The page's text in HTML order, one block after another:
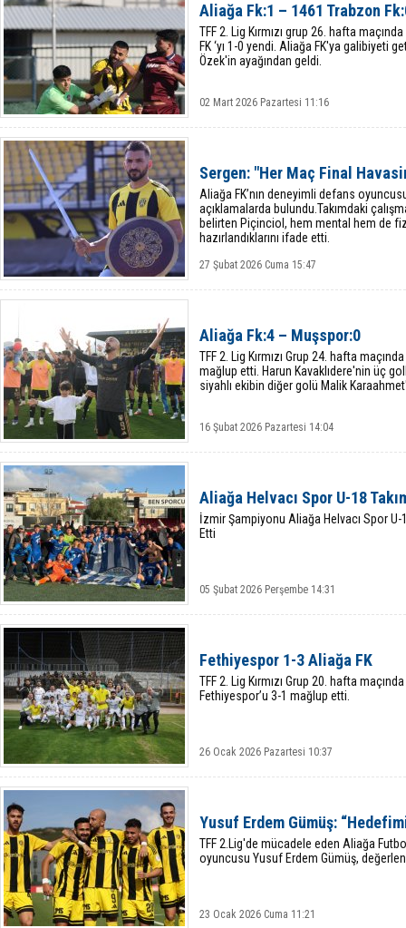
Aliağa Fk:1 – 1461 Trabzon
TFF 2. Lig Kırmızı grup 26. hafta
FK ‘yı 1-0 yendi. Aliağa FK'ya galibiyeti
Özek'in ayağından geldi.
02 Mart 2026 Pazartesi 11:16
Sergen: "Her Maç Final
Aliağa FK’nın deneyimli defans
açıklamalarda bulundu.Takımdaki
belirten Piçinciol, hem mental hem de
hazırlandıklarını ifade etti.
27 Şubat 2026 Cuma 15:47
Aliağa Fk:4 – Muşspor:0
TFF 2. Lig Kırmızı Grup 24. hafta
mağlup etti. Harun Kavaklıdere'nin üç
siyahlı ekibin diğer golü Malik
16 Şubat 2026 Pazartesi 14:04
Aliağa Helvacı Spor U-18
İzmir Şampiyonu Aliağa Helvacı Spor U-
Etti
05 Şubat 2026 Perşembe 14:31
Fethiyespor 1-3 Aliağa FK
TFF 2. Lig Kırmızı Grup 20. hafta
Fethiyespor’u 3-1 mağlup etti.
26 Ocak 2026 Pazartesi 10:37
Yusuf Erdem Gümüş:
TFF 2.Lig'de mücadele eden Aliağa
oyuncusu Yusuf Erdem Gümüş,
23 Ocak 2026 Cuma 11:21